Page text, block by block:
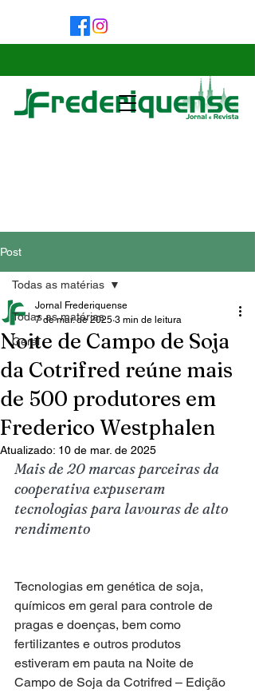
Post
Todas as matérias
Geral
Todas as matérias
Noite de Campo de Soja
da Cotrifred reúne mais
de 500 produtores em
Frederico Westphalen
Jornal Frederiquense
7 de mar. de 2025 3 min de leitura
Atualizado: 10 de mar. de 2025
Mais de 20 marcas parceiras da
cooperativa expuseram
tecnologias para lavouras de alto
rendimento
Tecnologias em genética de soja,
químicos em geral para controle de
pragas e doenças, bem como
fertilizantes e outros produtos
estiveram em pauta na Noite de
Campo de Soja da Cotrifred – Edição